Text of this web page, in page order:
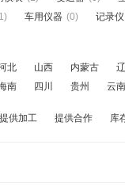
车用仪器 (0) 记录仪
北 山西 内蒙古
南 四川 贵州 云南
提供加工 提供合作 库